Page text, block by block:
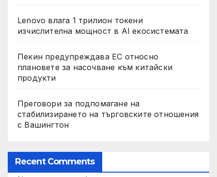
Lenovo влага 1 трилион токени
изчислителна мощност в AI екосистемата
Пекин предупреждава ЕС относно
плановете за насочване към китайски
продукти
Преговори за подпомагане на
стабилизирането на търговските отношения
с Вашингтон
Recent Comments